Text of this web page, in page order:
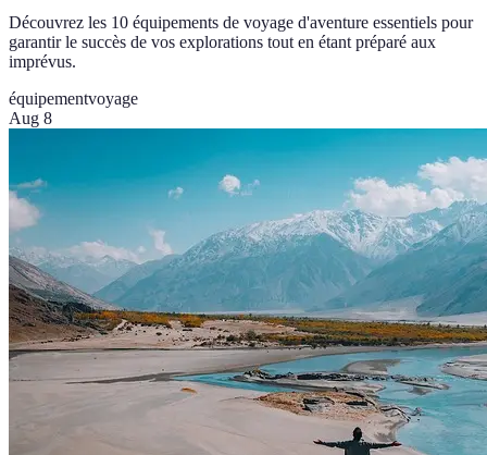
Découvrez les 10 équipements de voyage d'aventure essentiels pour
garantir le succès de vos explorations tout en étant préparé aux
imprévus.
équipementvoyage
Aug 8